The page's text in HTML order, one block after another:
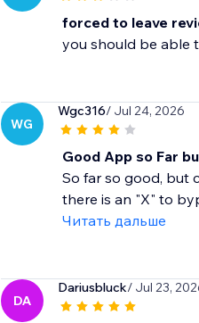
forced to leave
you should be able
WG
Wgc316/ Jul 24, 2026
Good App so Far
So far so good, but
there is an "X" to
Читать дальше
DA
Dariusbluck/ Jul 23,